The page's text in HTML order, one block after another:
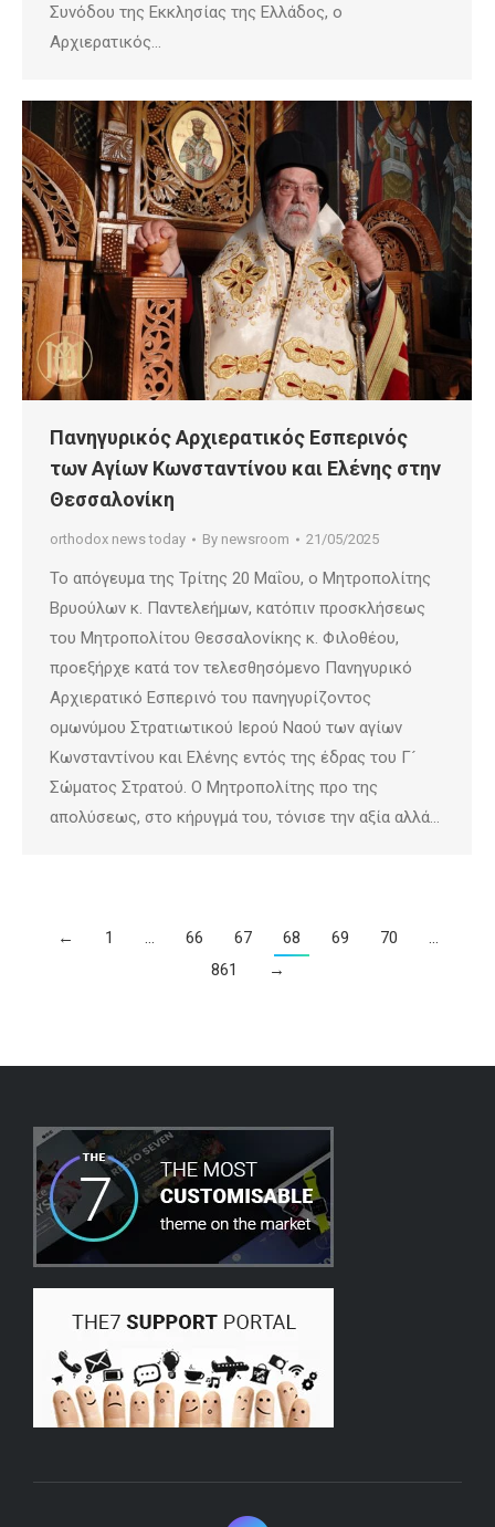
Συνόδου της Εκκλησίας της Ελλάδος, ο
Αρχιερατικός…
Πανηγυρικός Αρχιερατικός Εσπερινός
των Αγίων Κωνσταντίνου και Ελένης στην
Θεσσαλονίκη
orthodox news today By newsroom 21/05/2025
Το απόγευμα της Τρίτης 20 Μαΐου, ο Μητροπολίτης
Βρυούλων κ. Παντελεήμων, κατόπιν προσκλήσεως
του Μητροπολίτου Θεσσαλονίκης κ. Φιλοθέου,
προεξήρχε κατά τον τελεσθησόμενο Πανηγυρικό
Αρχιερατικό Εσπερινό του πανηγυρίζοντος
ομωνύμου Στρατιωτικού Ιερού Ναού των αγίων
Κωνσταντίνου και Ελένης εντός της έδρας του Γ´
Σώματος Στρατού. Ο Μητροπολίτης προ της
απολύσεως, στο κήρυγμά του, τόνισε την αξία αλλά…
← 1 … 66 67 68 69 70
…
861
→